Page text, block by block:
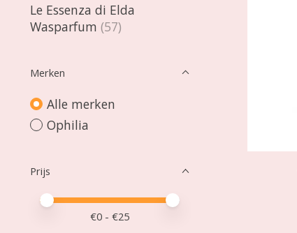
Le Essenza di Elda
Wasparfum (57)
Merken
Alle merken
Ophilia
Prijs
Minimale prijswaarde
Price maximum value
€0 - €25